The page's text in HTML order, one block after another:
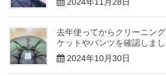
2024年11月28日
去年使ってからクリーニン
ケットやパンツを確認しまし
2024年10月30日